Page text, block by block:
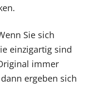
Sie sich
einzigartig sind
immer
ergeben sich